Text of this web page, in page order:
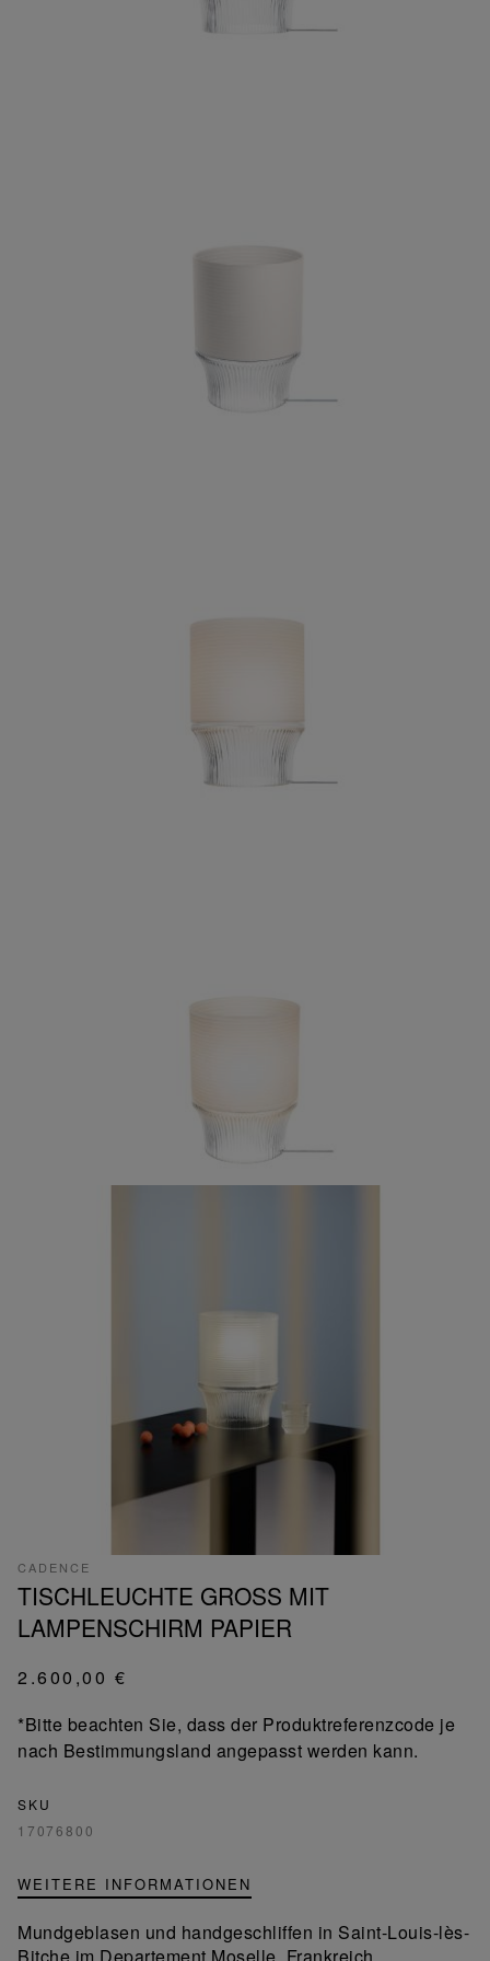
CADENCE
TISCHLEUCHTE GROSS MIT
LAMPENSCHIRM PAPIER
2.600,00 €
*Bitte beachten Sie, dass der Produktreferenzcode je
nach Bestimmungsland angepasst werden kann.
SKU
17076800
WEITERE INFORMATIONEN
Mundgeblasen und handgeschliffen in Saint-Louis-lès-